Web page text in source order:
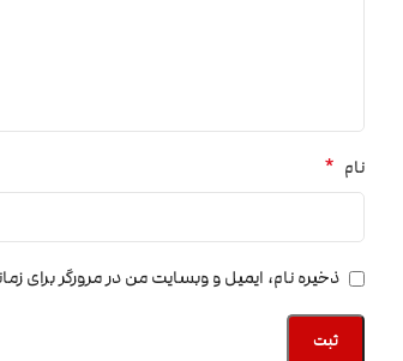
نام *
ذخیره نام، ایمیل و وبسایت من در مرورگر برای